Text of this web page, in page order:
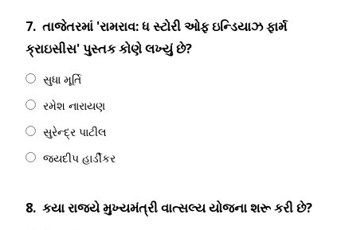
7. તાજેતરમાં 'રામરાવ: ધ સ્ટોરી ઓફ ઇન્ડિયાઝ ફાર્મ
ક્રાઇસીસ' પુસ્તક કોણે લખ્યું છે?
સુધા મૂર્તિ
રમેશ નારાયણ
સુરેન્દ્ર પાટીલ
જયદીપ હાર્ડીકર
8. કયા રાજ્યે મુખ્યમંત્રી વાત્સલ્ય યોજના શરૂ કરી છે?